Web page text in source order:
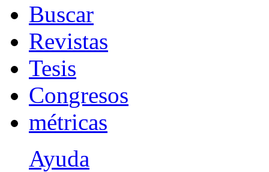
Buscar
Revistas
Tesis
Congresos
métricas
Ayuda